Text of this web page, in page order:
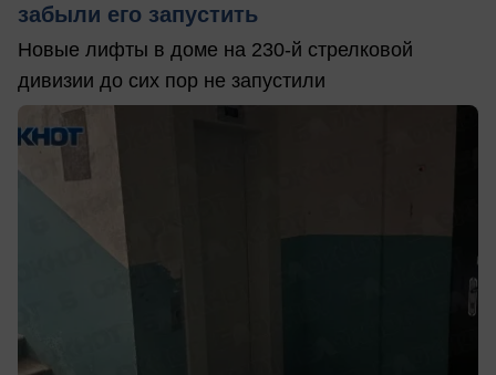
забыли его запустить
Новые лифты в доме на 230-й стрелковой
дивизии до сих пор не запустили